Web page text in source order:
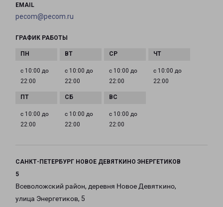
EMAIL
pecom@pecom.ru
ГРАФИК РАБОТЫ
с 10:00 до
22:00
с 10:00 до
22:00
с 10:00 до
22:00
с 10:00 до
22:00
с 10:00 до
22:00
с 10:00 до
22:00
с 10:00 до
22:00
САНКТ-ПЕТЕРБУРГ НОВОЕ ДЕВЯТКИНО ЭНЕРГЕТИКОВ
5
Всеволожский район, деревня Новое Девяткино,
улица Энергетиков, 5